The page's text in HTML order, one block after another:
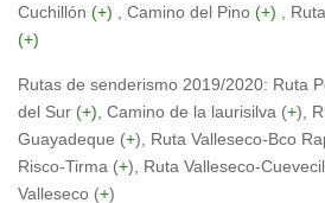
Cuchillón (+) , Camino del Pino (+) ,
(+)
Rutas de senderismo 2019/2020: Ruta
del Sur (+) , Camino de la laurisilva (+),
Guayadeque (+), Ruta Valleseco-Bco
Risco-Tirma (+), Ruta Valleseco-
Valleseco (+)